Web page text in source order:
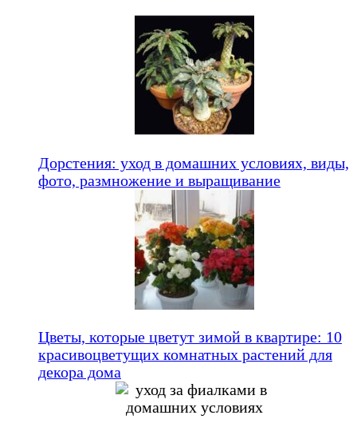
Дорстения: уход в домашних условиях, виды,
фото, размножение и выращивание
Цветы, которые цветут зимой в квартире: 10
красивоцветущих комнатных растений для
декора дома